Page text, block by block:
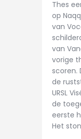
Thes
op
van
van
vorige
scoren.
de
URSL
de
eerste
Het